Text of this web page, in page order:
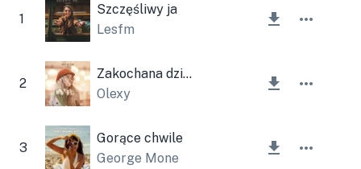
1
Szczęśliwy ja
Lesfm
2
Zakochana dziewczyna
Olexy
3
Gorące chwile
George Mone